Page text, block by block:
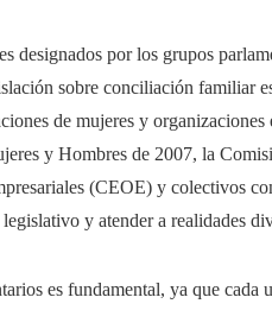
designados por los grupos
sobre conciliación familiar
de mujeres y
y Hombres de 2007, la
(CEOE) y colectivos
y atender a realidades
es fundamental, ya que